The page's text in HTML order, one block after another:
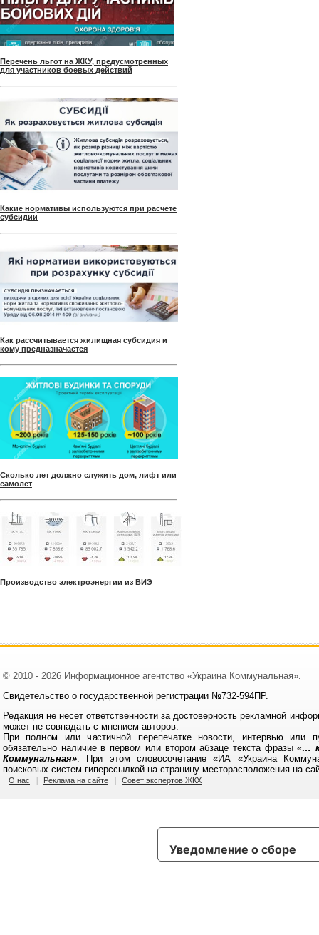
Перечень льгот на ЖКУ, предусмотренных
для участников боевых действий
Какие нормативы используются при расчете
субсидии
Как рассчитывается жилищная субсидия и
кому предназначается
Сколько лет должно служить дом, лифт или
самолет
Производство электроэнергии из ВИЭ
© 2010 - 2026 Информационное агентство «Украина Коммунальная».
Свидетельство о государственной регистрации №732-594ПР.
Редакция не несет ответственности за достоверность рекламной
может не совпадать с мнением авторов.
При полном или частичной перепечатке новости, интервью или
обязательно наличие в первом или втором абзаце текста фразы «…
Коммунальная». При этом словосочетание «ИА «Украина
поисковых систем гиперссылкой на страницу месторасположения на
О нас Реклама на сайте Совет экспертов ЖКХ
Уведомление о сборе